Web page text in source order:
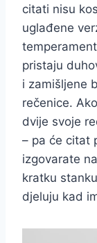
citati nisu
uglađene
pristaju
i zamišljene
rečenice.
dvije svoje
– pa će citat
izgovarate
kratku
djeluju kad